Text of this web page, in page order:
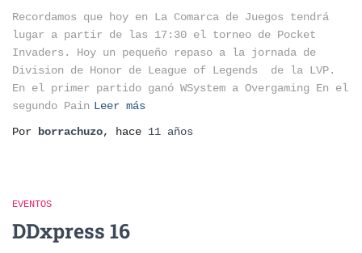
Recordamos que hoy en La Comarca de Juegos tendrá
lugar a partir de las 17:30 el torneo de Pocket
Invaders. Hoy un pequeño repaso a la jornada de
Division de Honor de League of Legends de la LVP.
En el primer partido ganó WSystem a Overgaming En el
segundo Pain Leer más
Por
borrachuzo, hace 11 años
EVENTOS
DDxpress 16